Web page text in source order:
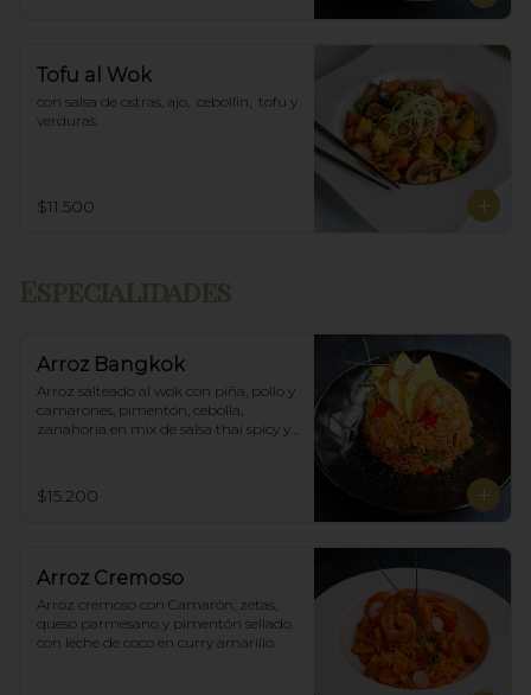
Tofu al Wok
con salsa de ostras, ajo,  cebollin,  tofu y
verduras.
$11.500
Arroz Bangkok
Arroz salteado al wok con piña, pollo y
camarones, pimentón, cebolla,
zanahoria en mix de salsa thai spicy y
$15.200
Arroz Cremoso
Arroz cremoso con Camarón, zetas,
queso parmesano y pimentón sellado
con leche de coco en curry amarillo.